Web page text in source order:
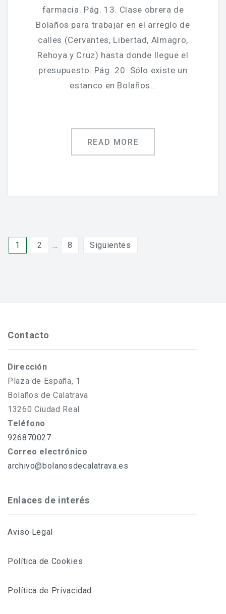
farmacia. Pág. 13. Clase obrera de
Bolaños para trabajar en el arreglo de
calles (Cervantes, Libertad, Almagro,
Rehoya y Cruz) hasta donde llegue el
presupuesto. Pág. 20. Sólo existe un
estanco en Bolaños…
READ MORE
Paginación
1 2 … 8 Siguientes
Contacto
Dirección
Plaza de España, 1
Bolaños de Calatrava
13260 Ciudad Real
Teléfono
926870027
Correo electrónico
archivo@bolanosdecalatrava.es
Enlaces de interés
Aviso Legal
Política de Cookies
Política de Privacidad